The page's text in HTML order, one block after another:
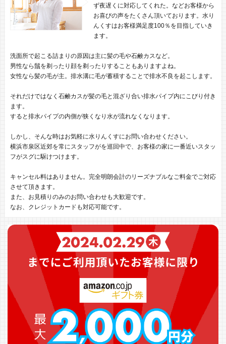
ず夜遅くに対応してくれた。などお客様から
お喜びの声をたくさん頂いております。水り
んくすはお客様満足度100％を目指していき
ます。
洗面所で起こる詰まりの原因は主に髪の毛や石鹸カスなど。
男性なら鬚を剃ったり顔を剃ったりすることもありますよね。
女性なら髪の毛が主。排水溝に毛が蓄積することで排水不良を起こします。
それだけではなく石鹸カスが髪の毛と混ざり合い排水パイプ内にこびり付き
ます。
すると排水パイプの内側が狭くなり水が流れなくなります。
しかし、そんな時はお気軽に水りんくすにお問い合わせください。
横浜市泉区近郊を常にスタッフがを巡回中で、お客様の家に一番近いスタッ
フがスグに駆けつけます。
キャンセル料はありません。完全明朗会計のリーズナブルなご料金でご対応
させて頂きます。
また、お見積りのみのお問い合わせも大歓迎です。
なお、クレジットカードも対応可能です。